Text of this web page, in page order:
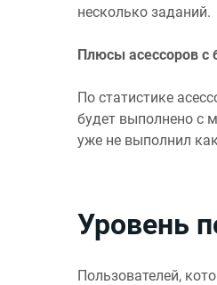
несколько заданий.
Плюсы асессоров с
По статистике
будет выполнено с
уже не выполнил
Уровень
Пользователей,